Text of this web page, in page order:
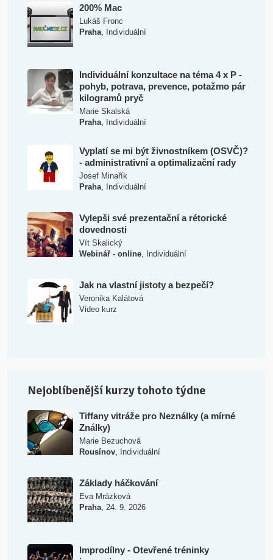
200% Mac
Lukáš Fronc
Praha, Individuální
Individuální konzultace na téma 4 x P -
pohyb, potrava, prevence, potažmo pár
kilogramů pryč
Marie Skalská
Praha, Individuální
Vyplatí se mi být živnostníkem (OSVČ)?
- administrativní a optimalizační rady
Josef Minařík
Praha, Individuální
Vylepši své prezentační a rétorické
dovednosti
Vít Skalický
Webinář - online, Individuální
Jak na vlastní jistoty a bezpečí?
Veronika Kalátová
Video kurz
Nejoblíbenější kurzy tohoto týdne
Tiffany vitráže pro Neználky (a mírné
Ználky)
Marie Bezuchová
Rousínov, Individuální
Základy háčkování
Eva Mrázková
Praha, 24. 9. 2026
Improdílny - Otevřené tréninky